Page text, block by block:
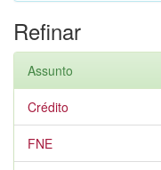
Refinar
Assunto
Crédito
FNE